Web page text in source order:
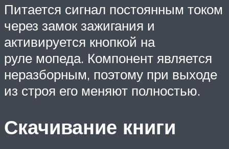
Питается сигнал постоянным током
через замок зажигания и
активируется кнопкой на
руле мопеда. Компонент является
неразборным, поэтому при выходе
из строя его меняют полностью.
Скачивание книги